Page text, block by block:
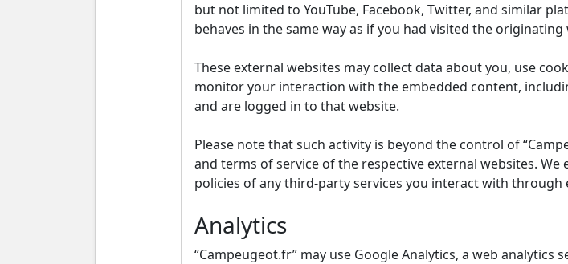
but not limited to YouTube, Facebook, Twitter, and similar
behaves in the same way as if you had visited the originating
These external websites may collect data about you, use
monitor your interaction with the embedded content,
and are logged in to that website.
Please note that such activity is beyond the control of
and terms of service of the respective external websites.
policies of any third-party services you interact with through
Analytics
“Campeugeot.fr” may use Google Analytics, a web analytics